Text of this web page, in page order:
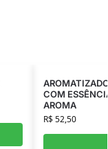
COM
AROMA
R$52,50